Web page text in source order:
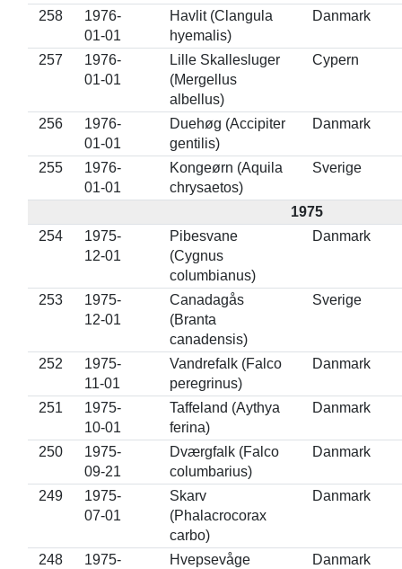
258
1976-
01-01
Havlit (Clangula
hyemalis)
Danmark
257
1976-
01-01
Lille Skallesluger
(Mergellus
albellus)
Cypern
256
1976-
01-01
Duehøg (Accipiter
gentilis)
Danmark
255
1976-
01-01
Kongeørn (Aquila
chrysaetos)
Sverige
1975
254
1975-
12-01
Pibesvane
(Cygnus
columbianus)
Danmark
253
1975-
12-01
Canadagås
(Branta
canadensis)
Sverige
252
1975-
11-01
Vandrefalk (Falco
peregrinus)
Danmark
251
1975-
10-01
Taffeland (Aythya
ferina)
Danmark
250
1975-
09-21
Dværgfalk (Falco
columbarius)
Danmark
249
1975-
07-01
Skarv
(Phalacrocorax
carbo)
Danmark
248
1975-
Hvepsevåge
Danmark